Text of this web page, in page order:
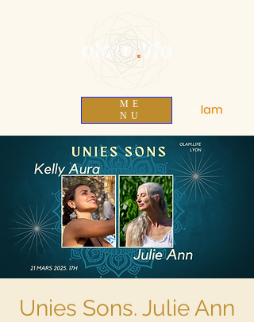
ME
NU
olam.life
Unies Sons. Julie Ann